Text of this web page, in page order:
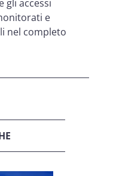
gli accessi
e
nel completo